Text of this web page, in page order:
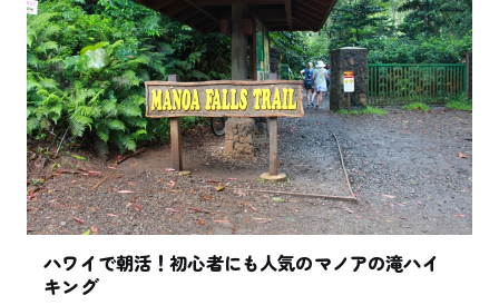
ハワイで朝活！初心者にも人気のマノアの滝ハイ
キング